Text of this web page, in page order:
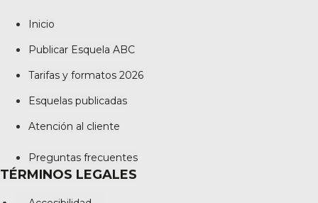
Inicio
Publicar Esquela ABC
Tarifas y formatos 2026
Esquelas publicadas
Atención al cliente
Preguntas frecuentes
TÉRMINOS LEGALES